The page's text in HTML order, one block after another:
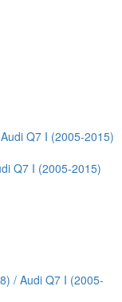
Q7 I (2005-2015)